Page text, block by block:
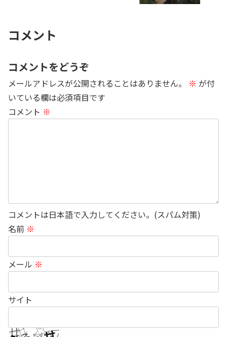
コメント
コメントをどうぞ
メールアドレスが公開されることはありません。 ※ が付
いている欄は必須項目です
コメント ※
コメントは日本語で入力してください。(スパム対策)
名前 ※
メール ※
サイト